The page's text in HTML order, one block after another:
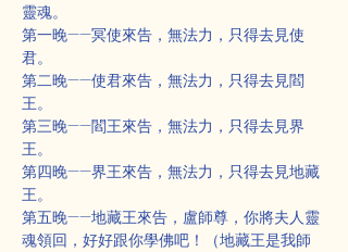
靈魂。
第一晚——冥使來告，無法力，只得去見使
君。
第二晚——使君來告，無法力，只得去見閻
王。
第三晚——閻王來告，無法力，只得去見界
王。
第四晚——界王來告，無法力，只得去見地藏
王。
第五晚——地藏王來告，盧師尊，你將夫人靈
魂領回，好好跟你學佛吧！（地藏王是我師